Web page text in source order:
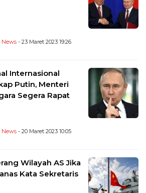
News - 23 Maret 2023 19:26
Internasional
Putin, Menteri
Segera Rapat
News - 20 Maret 2023 10:05
Wilayah AS Jika
Kata Sekretaris